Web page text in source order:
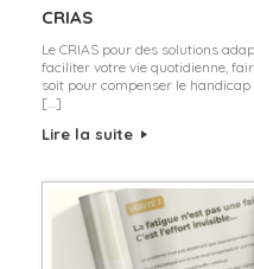
CRIAS
Le CRIAS pour des solutions
faciliter votre vie quotidienne,
soit pour compenser le
[…]
Lire la suite